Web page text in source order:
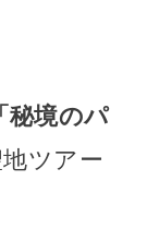
「秘境のパ
ツアー